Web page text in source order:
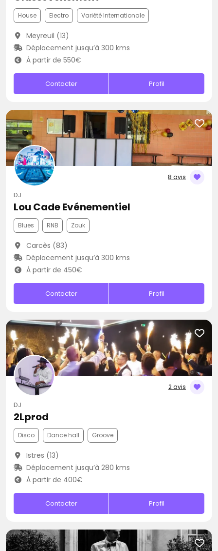
House Electro Variété Internationale
Meyreuil (13)
Déplacement jusqu’à 300 kms
À partir de 550€
Contacter Profil
8 avis
DJ
Lou Cade Evénementiel
Blues RNB Zouk
Carcès (83)
Déplacement jusqu’à 300 kms
À partir de 450€
Contacter Profil
2 avis
DJ
2Lprod
Disco Dance hall Groove
Istres (13)
Déplacement jusqu’à 280 kms
À partir de 400€
Contacter Profil